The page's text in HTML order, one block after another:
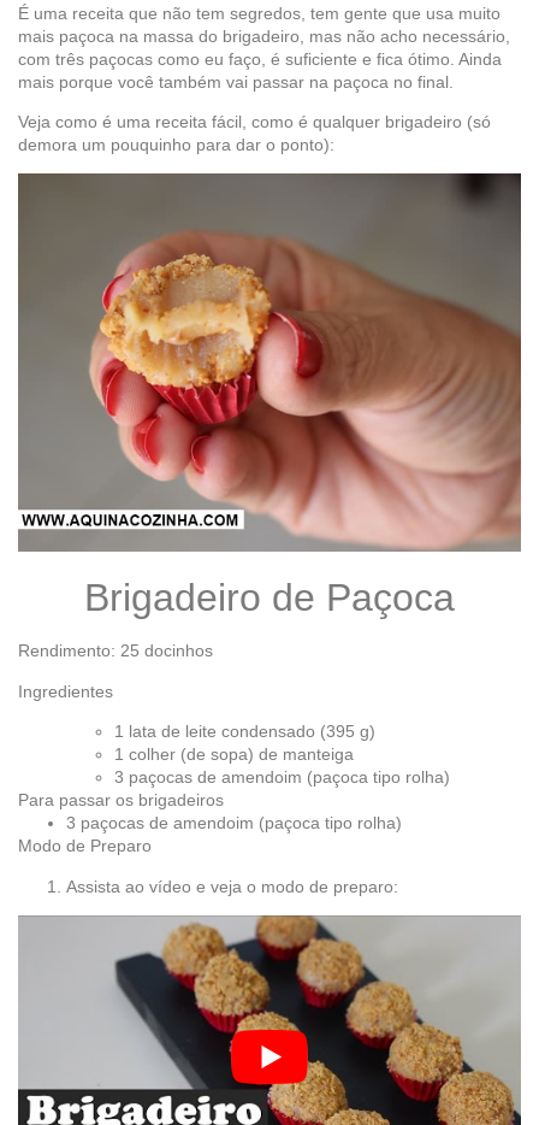
É uma receita que não tem segredos, tem gente que usa muito
mais paçoca na massa do brigadeiro, mas não acho necessário,
com três paçocas como eu faço, é suficiente e fica ótimo. Ainda
mais porque você também vai passar na paçoca no final.
Veja como é uma receita fácil, como é qualquer brigadeiro (só
demora um pouquinho para dar o ponto):
Brigadeiro de Paçoca
Rendimento: 25 docinhos
Ingredientes
1 lata de leite condensado (395 g)
1 colher (de sopa) de manteiga
3 paçocas de amendoim (paçoca tipo rolha)
Para passar os brigadeiros
3 paçocas de amendoim (paçoca tipo rolha)
Modo de Preparo
Assista ao vídeo e veja o modo de preparo: